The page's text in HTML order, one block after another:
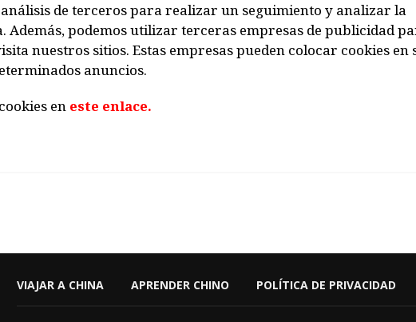
de terceros para realizar un seguimiento y analizar la
podemos utilizar terceras empresas de publicidad
nuestros sitios. Estas empresas pueden colocar cookies en
anuncios.
en este enlace.
VIAJAR A CHINA APRENDER CHINO POLÍTICA DE PRIVACIDAD